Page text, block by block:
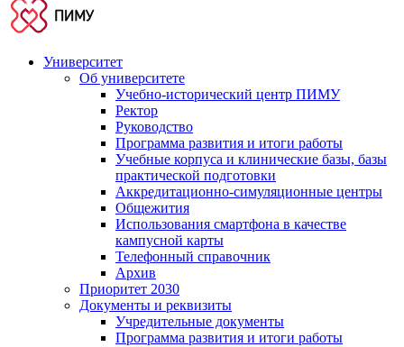
Университет
Об университете
Учебно-исторический центр ПИМУ
Ректор
Руководство
Программа развития и итоги работы
Учебные корпуса и клинические базы, базы
практической подготовки
Аккредитационно-симуляционные центры
Общежития
Использования смартфона в качестве
кампусной карты
Телефонный справочник
Архив
Приоритет 2030
Документы и реквизиты
Учредительные документы
Программа развития и итоги работы